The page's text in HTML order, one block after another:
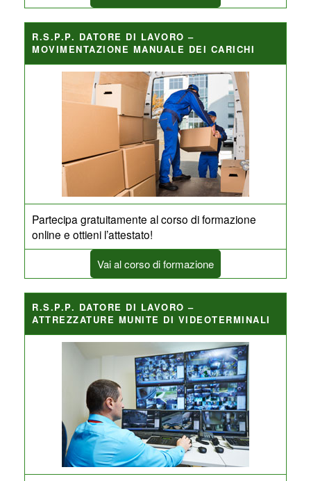
R.S.P.P. DATORE DI LAVORO –
MOVIMENTAZIONE MANUALE DEI CARICHI
Partecipa gratuitamente al corso di formazione
online e ottieni l’attestato!
Vai al corso di formazione
R.S.P.P. DATORE DI LAVORO –
ATTREZZATURE MUNITE DI VIDEOTERMINALI